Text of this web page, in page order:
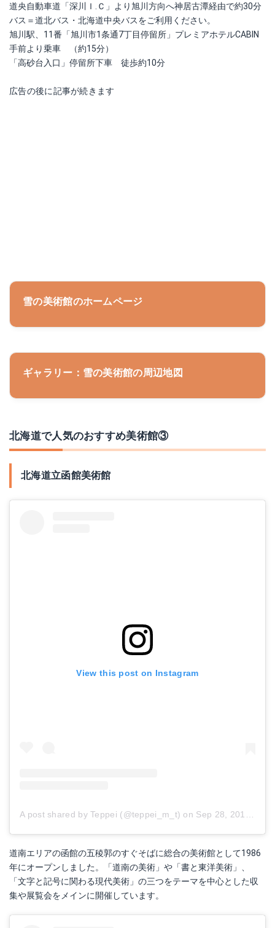
道央自動車道「深川Ｉ.Ｃ」より旭川方向へ神居古潭経由で約30分
バス＝道北バス・北海道中央バスをご利用ください。
旭川駅、11番「旭川市1条通7丁目停留所」プレミアホテルCABIN
手前より乗車 （約15分）
「高砂台入口」停留所下車 徒歩約10分
広告の後に記事が続きます
雪の美術館のホームページ
ギャラリー：雪の美術館の周辺地図
北海道で人気のおすすめ美術館③
北海道立函館美術館
View this post on Instagram
A post shared by Teppei (@teppei_m_t) on Sep 28, 2017 at 5:59am PDT
道南エリアの函館の五稜郭のすぐそばに総合の美術館として1986
年にオープンしました。「道南の美術」や「書と東洋美術」、
「文字と記号に関わる現代美術」の三つをテーマを中心とした収
集や展覧会をメインに開催しています。